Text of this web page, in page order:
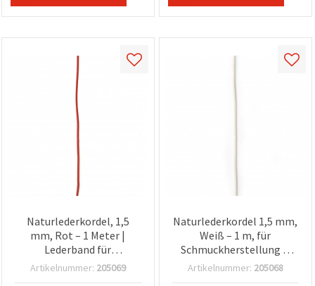
Naturlederkordel, 1,5
mm, Rot – 1 Meter |
Lederband für
Schmuckherstellung &
Artikelnummer: 205069
Naturlederkordel 1,5 mm,
Weiß – 1 m, für
Schmuckherstellung &
DIY-Accessoires
Artikelnummer: 205068